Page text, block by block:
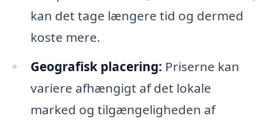
kan det tage længere tid og dermed
koste mere.
Geografisk placering: Priserne kan
variere afhængigt af det lokale
marked og tilgængeligheden af